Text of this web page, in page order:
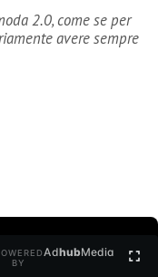
2.0, come se per
avere sempre
BY
AdhubMedia